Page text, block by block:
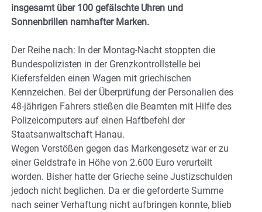
insgesamt über 100 gefälschte Uhren und
Sonnenbrillen namhafter Marken.
Der Reihe nach: In der Montag-Nacht stoppten die
Bundespolizisten in der Grenzkontrollstelle bei
Kiefersfelden einen Wagen mit griechischen
Kennzeichen. Bei der Überprüfung der Personalien des
48-jährigen Fahrers stießen die Beamten mit Hilfe des
Polizeicomputers auf einen Haftbefehl der
Staatsanwaltschaft Hanau.
Wegen Verstößen gegen das Markengesetz war er zu
einer Geldstrafe in Höhe von 2.600 Euro verurteilt
worden. Bisher hatte der Grieche seine Justizschulden
jedoch nicht beglichen. Da er die geforderte Summe
nach seiner Verhaftung nicht aufbringen konnte, blieb